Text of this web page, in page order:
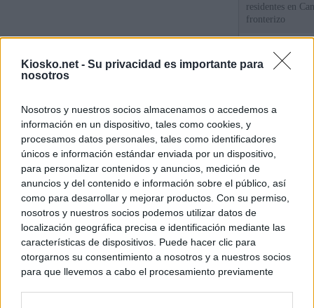
Kiosko.net - Su privacidad es importante para
nosotros
Nosotros y nuestros socios almacenamos o accedemos a
información en un dispositivo, tales como cookies, y
procesamos datos personales, tales como identificadores
únicos e información estándar enviada por un dispositivo,
para personalizar contenidos y anuncios, medición de
anuncios y del contenido e información sobre el público, así
como para desarrollar y mejorar productos. Con su permiso,
nosotros y nuestros socios podemos utilizar datos de
localización geográfica precisa e identificación mediante las
características de dispositivos. Puede hacer clic para
otorgarnos su consentimiento a nosotros y a nuestros socios
para que llevemos a cabo el procesamiento previamente
residentes en
fronterizo
Qué hay detrás
España por la
personas se
algo"
© Kiosko.net Aviso Legal Privacidad y Cookies